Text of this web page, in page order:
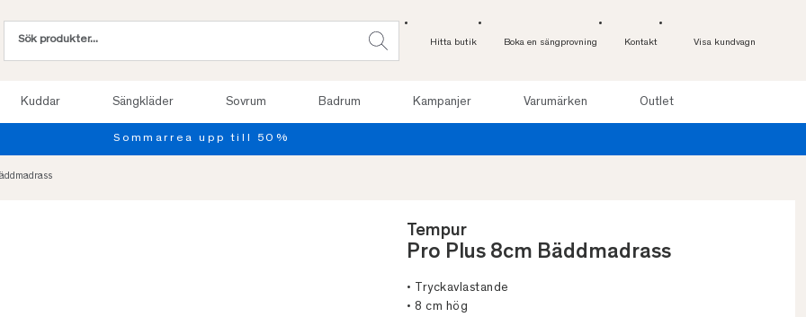
Hitta butik Boka en sängprovning Kontakt Visa kundvagn
Kuddar Sängkläder Sovrum Badrum Kampanjer Varumärken Outlet
Tempur
Pro Plus 8cm Bäddmadrass
• Tryckavlastande
• 8 cm hög